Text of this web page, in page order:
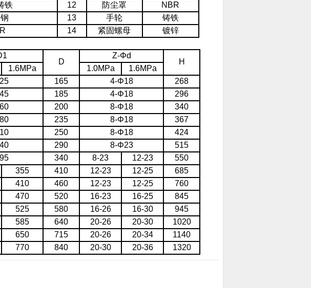
铁 12 防尘罩
NBR
13 手轮
铸铁
14 紧固螺母
镀锌
D
Z-Φd
H
1.6MPa 1.0MPa 1.6MPa
165 4-Φ18
268
185 4-Φ18
296
200 8-Φ18
340
235 8-Φ18
367
250 8-Φ18
424
290 8-Φ23
515
340 8-23 12-23
550
355 410 12-23 12-25
685
410 460 12-23 12-25
760
470 520 16-23 16-25
845
525 580 16-26 16-30
945
585 640 20-26 20-30
1020
650 715 20-26 20-34
1140
770 840 20-30 20-36 1320